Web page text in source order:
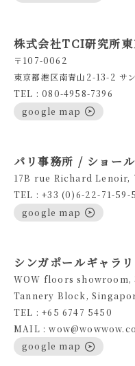
株式会社TCI研究所東
〒107-0062
東京都港区南青山2-13-2 サ
TEL : 080-4958-7396
google map
パリ事務所 / ショール
17B rue Richard Lenoir,
TEL : +33 (0)6-22-71-59-
google map
シンガポールギャラ
WOW floors showroom,
Tannery Block,
TEL : +65 6747 5450
MAIL :
google map